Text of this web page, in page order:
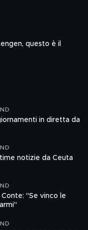
questo è il
in diretta da
notizie da Ceuta
Conte: "Se vinco le